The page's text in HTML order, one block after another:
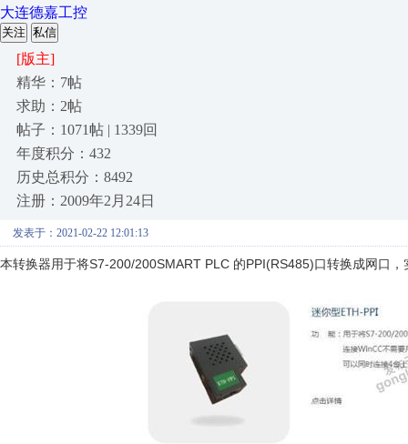
大连德嘉工控
关注 私信
[版主]
精华：7帖
求助：2帖
帖子：1071帖 | 1339回
年度积分：432
历史总积分：8492
注册：2009年2月24日
发表于：2021-02-22 12:01:13
本转换器用于将S7-200/200SMART PLC 的PPI(RS485)口转换成网口